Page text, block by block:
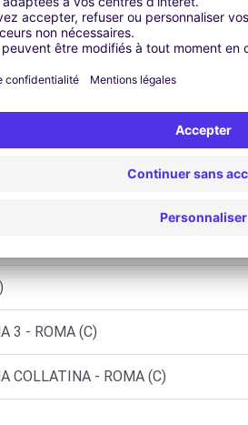
(C)
(C)
(C)
3 - ROMA (C)
COLLATINA - ROMA (C)